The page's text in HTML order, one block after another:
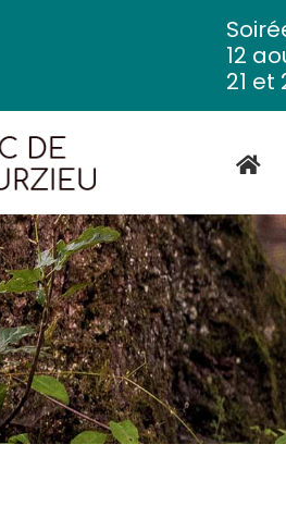
12
21